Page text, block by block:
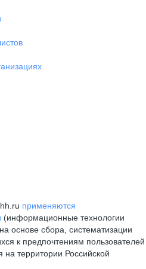
применяются
(информационные технологии
основе сбора, систематизации
к предпочтениям пользователей
территории Российской